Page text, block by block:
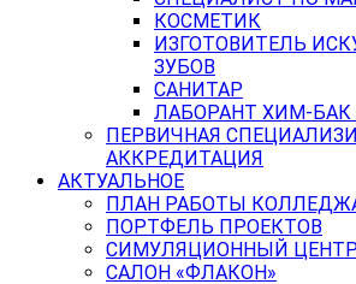
КОСМЕТИК
ИЗГОТОВИТЕЛЬ
ЗУБОВ
САНИТАР
ЛАБОРАНТ ХИМ-БАК
ПЕРВИЧНАЯ
АККРЕДИТАЦИЯ
АКТУАЛЬНОЕ
ПЛАН РАБОТЫ
ПОРТФЕЛЬ ПРОЕКТОВ
СИМУЛЯЦИОННЫЙ
САЛОН «ФЛАКОН»